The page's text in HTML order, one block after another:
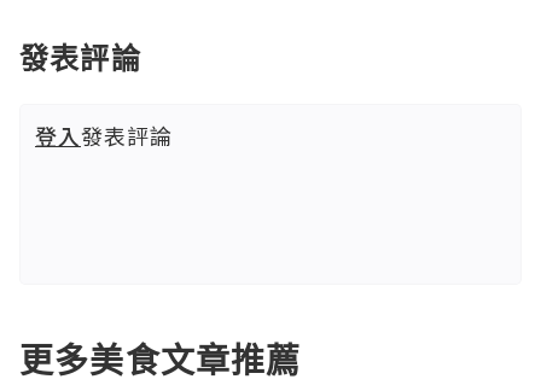
發表評論
登入發表評論
更多美食文章推薦